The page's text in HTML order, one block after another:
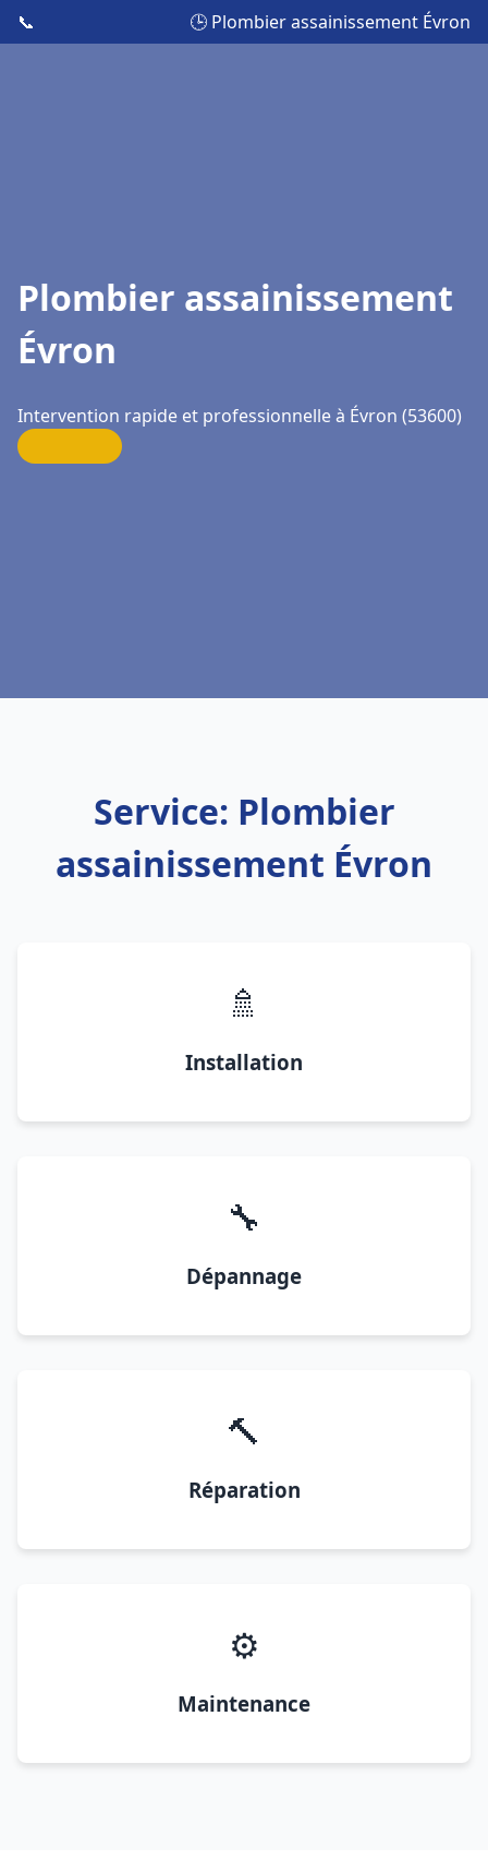
📞 🕒 Plombier assainissement Évron
Plombier assainissement
Évron
Intervention rapide et professionnelle à Évron (53600)
Service: Plombier
assainissement Évron
🚿
Installation
🔧
Dépannage
🔨
Réparation
⚙️
Maintenance